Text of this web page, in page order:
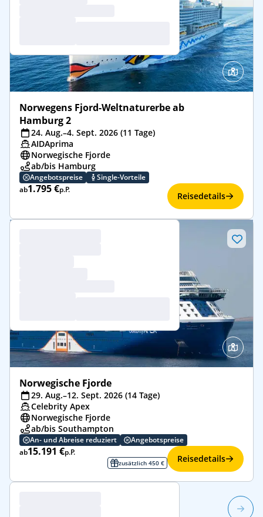
Norwegens Fjord-Weltnaturerbe ab
Hamburg 2
24. Aug.–4. Sept. 2026 (11 Tage)
AIDAprima
Norwegische Fjorde
ab/bis Hamburg
Angebotspreise
Single-Vorteile
ab1.795 €p.P.
Reisedetails
Norwegische Fjorde
29. Aug.–12. Sept. 2026 (14 Tage)
Celebrity Apex
Norwegische Fjorde
ab/bis Southampton
An- und Abreise reduziert
Angebotspreise
ab15.191 €p.P.
zusätzlich 450 € Reisedetails